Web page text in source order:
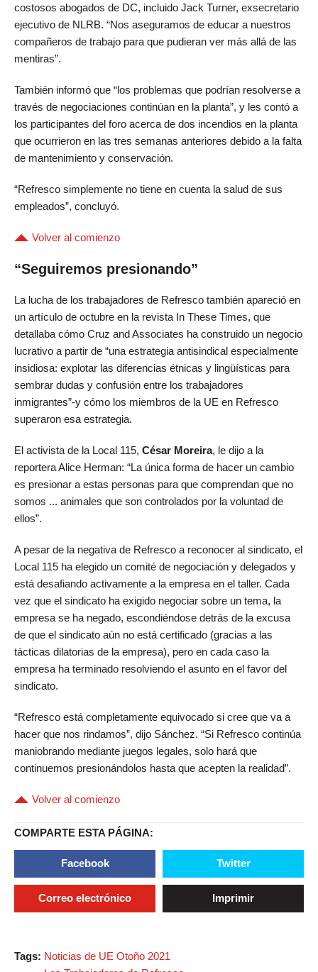
costosos abogados de DC, incluido Jack Turner, exsecretario
ejecutivo de NLRB. “Nos aseguramos de educar a nuestros
compañeros de trabajo para que pudieran ver más allá de las
mentiras”.
También informó que “los problemas que podrían resolverse a
través de negociaciones continúan en la planta”, y les contó a
los participantes del foro acerca de dos incendios en la planta
que ocurrieron en las tres semanas anteriores debido a la falta
de mantenimiento y conservación.
“Refresco simplemente no tiene en cuenta la salud de sus
empleados”, concluyó.
Volver al comienzo
“Seguiremos presionando”
La lucha de los trabajadores de Refresco también apareció en
un artículo de octubre en la revista In These Times, que
detallaba cómo Cruz and Associates ha construido un negocio
lucrativo a partir de “una estrategia antisindical especialmente
insidiosa: explotar las diferencias étnicas y lingüísticas para
sembrar dudas y confusión entre los trabajadores
inmigrantes”-y cómo los miembros de la UE en Refresco
superaron esa estrategia.
El activista de la Local 115, César Moreira, le dijo a la
reportera Alice Herman: “La única forma de hacer un cambio
es presionar a estas personas para que comprendan que no
somos ... animales que son controlados por la voluntad de
ellos”.
A pesar de la negativa de Refresco a reconocer al sindicato, el
Local 115 ha elegido un comité de negociación y delegados y
está desafiando activamente a la empresa en el taller. Cada
vez que el sindicato ha exigido negociar sobre un tema, la
empresa se ha negado, escondiéndose detrás de la excusa
de que el sindicato aún no está certificado (gracias a las
tácticas dilatorias de la empresa), pero en cada caso la
empresa ha terminado resolviendo el asunto en el favor del
sindicato.
“Refresco está completamente equivocado si cree que va a
hacer que nos rindamos”, dijo Sánchez. “Si Refresco continúa
maniobrando mediante juegos legales, solo hará que
continuemos presionándolos hasta que acepten la realidad”.
Volver al comienzo
COMPARTE ESTA PÁGINA:
Facebook Twitter
Correo electrónico Imprimir
Tags: Noticias de UE Otoño 2021